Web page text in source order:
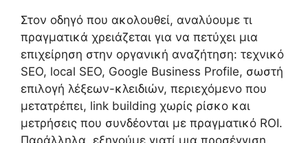
Στον οδηγό που ακολουθεί, αναλύουμε τι
πραγματικά χρειάζεται για να πετύχει μια
επιχείρηση στην οργανική αναζήτηση: τεχνικό
SEO, local SEO, Google Business Profile, σωστή
επιλογή λέξεων-κλειδιών, περιεχόμενο που
μετατρέπει, link building χωρίς ρίσκο και
μετρήσεις που συνδέονται με πραγματικό ROI.